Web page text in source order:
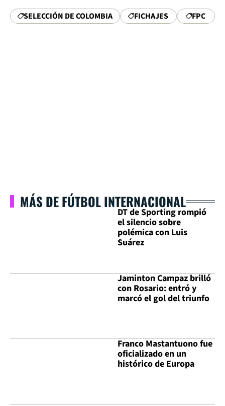
SELECCIÓN DE COLOMBIA FICHAJES FPC
MÁS DE FÚTBOL INTERNACIONAL
DT de Sporting rompió
el silencio sobre
polémica con Luis
Suárez
Jaminton Campaz brilló
con Rosario: entró y
marcó el gol del triunfo
Franco Mastantuono fue
oficializado en un
histórico de Europa